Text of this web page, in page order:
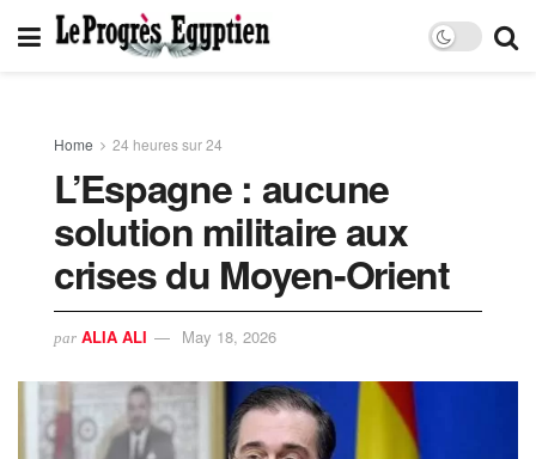
Home 24 heures sur 24
L’Espagne : aucune
solution militaire aux
crises du Moyen-Orient
par ALIA ALI May 18, 2026